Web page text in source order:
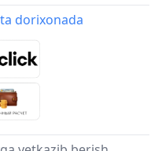
dorixonada